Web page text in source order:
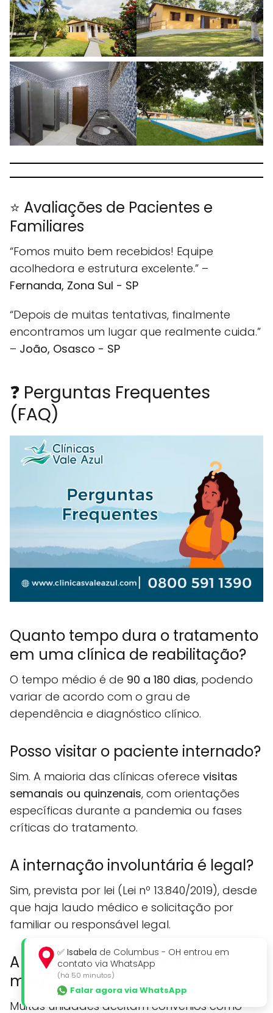
⭐ Avaliações de Pacientes e
Familiares
“Fomos muito bem recebidos! Equipe
acolhedora e estrutura excelente.” –
Fernanda, Zona Sul - SP
“Depois de muitas tentativas, finalmente
encontramos um lugar que realmente cuida.”
– João, Osasco - SP
❓ Perguntas Frequentes
(FAQ)
Quanto tempo dura o tratamento
em uma clínica de reabilitação?
O tempo médio é de 90 a 180 dias, podendo
variar de acordo com o grau de
dependência e diagnóstico clínico.
Posso visitar o paciente internado?
Sim. A maioria das clínicas oferece visitas
semanais ou quinzenais, com orientações
específicas durante a pandemia ou fases
críticas do tratamento.
A internação involuntária é legal?
Sim, prevista por lei (Lei nº 13.840/2019), desde
que haja laudo médico e solicitação por
familiar ou responsável legal.
A clínica aceita convênios
médicos?
Muitas unidades aceitam convênios como
✅ Isabela de Columbus - OH entrou em
contato via WhatsApp
(há 50 minutos)
Falar agora via WhatsApp